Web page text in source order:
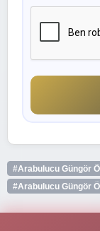
#Arabulucu Güngör
#Arabulucu Güngör